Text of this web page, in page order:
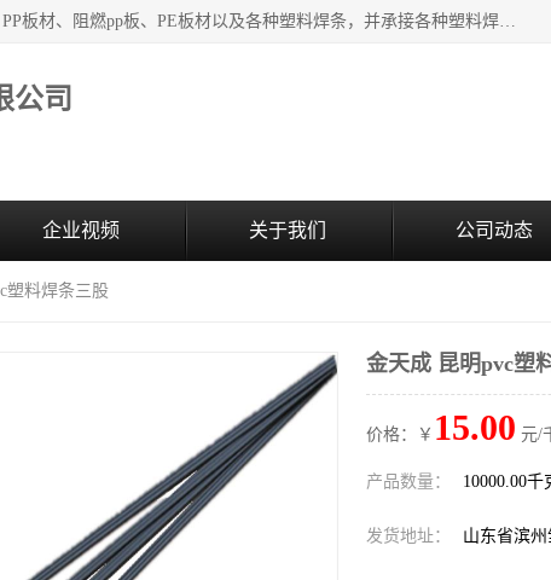
主要产品：PVC硬板、PVC萃取板、PVC 彩板、PVC软板、PP板材、阻燃pp板、PE板材以及各种塑料焊条，并承接各种塑料焊接工程，其产品广泛应用于环保设备、化工、石油、电镀、电子、建筑、食品、医药等多种行业，产品销售己覆盖全国多个省、市(直辖市)及自治区，并己经远销国外。
公司
企业视频 关于我们 公司动态
塑料焊条三股
金天成 昆明pvc塑
价格：￥ 15.00 元/
产品数量： 10000.00千
发货地址： 山东省滨